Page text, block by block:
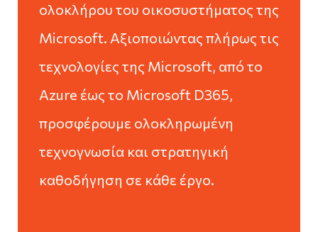
ολοκλήρου του οικοσυστήματος της
Microsoft. Αξιοποιώντας πλήρως τις
τεχνολογίες της Microsoft, από το
Azure έως το Microsoft D365,
προσφέρουμε ολοκληρωμένη
τεχνογνωσία και στρατηγική
καθοδήγηση σε κάθε έργο.